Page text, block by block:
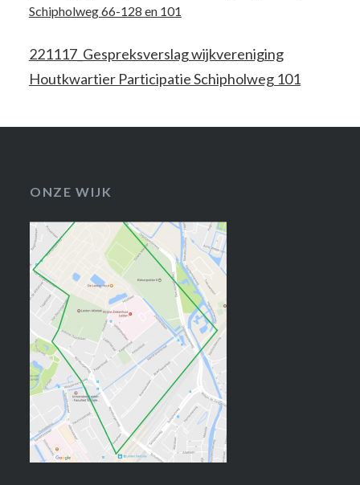
Schipholweg 66-128 en 101
221117_Gespreksverslag wijkvereniging
Houtkwartier Participatie Schipholweg 101
ONZE WIJK